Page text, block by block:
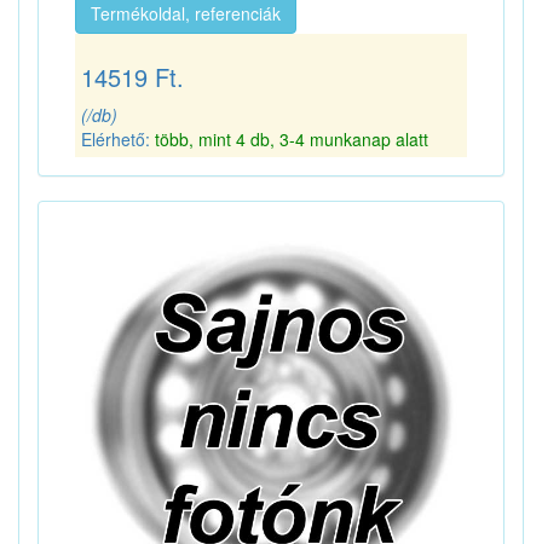
Termékoldal, referenciák
14519 Ft.
(/db)
Elérhető: több, mint 4 db, 3-4 munkanap alatt